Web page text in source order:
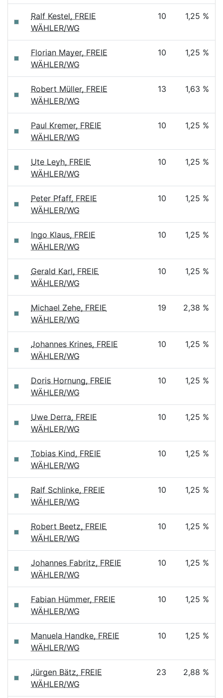
Ralf Kestel, FREIE
WÄHLER/WG
10 1,25 %
Florian Mayer, FREIE
WÄHLER/WG
10 1,25 %
Robert Müller, FREIE
WÄHLER/WG
13 1,63 %
Paul Kremer, FREIE
WÄHLER/WG
10 1,25 %
Ute Leyh, FREIE
WÄHLER/WG
10 1,25 %
Peter Pfaff, FREIE
WÄHLER/WG
10 1,25 %
Ingo Klaus, FREIE
WÄHLER/WG
10 1,25 %
Gerald Karl, FREIE
WÄHLER/WG
10 1,25 %
Michael Zehe, FREIE
WÄHLER/WG
19 2,38 %
Johannes Krines, FREIE
WÄHLER/WG
10 1,25 %
Doris Hornung, FREIE
WÄHLER/WG
10 1,25 %
Uwe Derra, FREIE
WÄHLER/WG
10 1,25 %
Tobias Kind, FREIE
WÄHLER/WG
10 1,25 %
Ralf Schlinke, FREIE
WÄHLER/WG
10 1,25 %
Robert Beetz, FREIE
WÄHLER/WG
10 1,25 %
Johannes Fabritz, FREIE
WÄHLER/WG
10 1,25 %
Fabian Hümmer, FREIE
WÄHLER/WG
10 1,25 %
Manuela Handke, FREIE
WÄHLER/WG
10 1,25 %
Jürgen Bätz, FREIE
WÄHLER/WG
23 2,88 %